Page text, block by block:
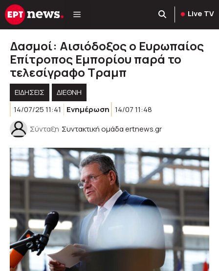
Μετάβαση
σε
Live TV
Δασμοί: Αισιόδοξος ο Ευρωπαίος
Επίτροπος Εμπορίου παρά το
τελεσίγραφο Τραμπ
ΕΙΔΗΣΕΙΣ
ΔΙΕΘΝΗ
14/07/25 11:41
Ενημέρωση 14/07 11:48
Σύνταξη Συντακτική ομάδα ertnews.gr